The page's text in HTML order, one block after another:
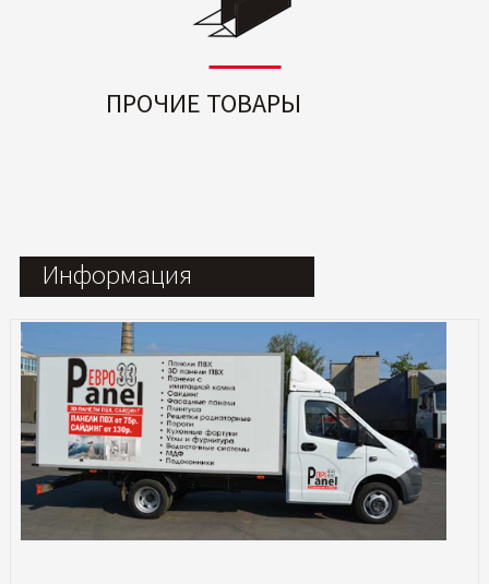
ПРОЧИЕ ТОВАРЫ
Информация